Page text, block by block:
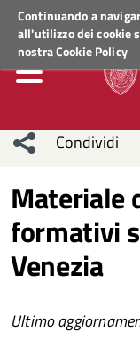
Continuando a
all'utilizzo dei cookie
nostraCookie Policy
Regione VenetoACCEDI
Condividi
sui social
network
Condividi
Materiale
formativi
Venezia
Ultimo